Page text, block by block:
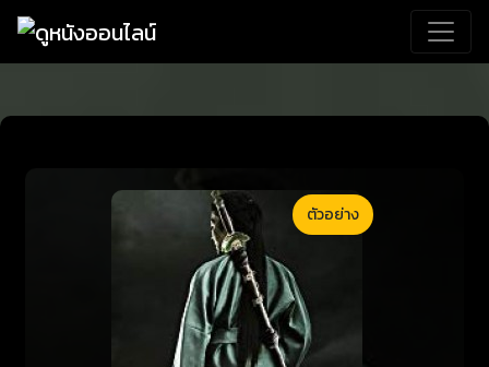
ตัวอย่าง